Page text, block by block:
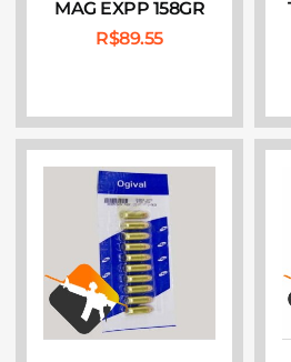
MAG EXPP 158GR
R$89.55